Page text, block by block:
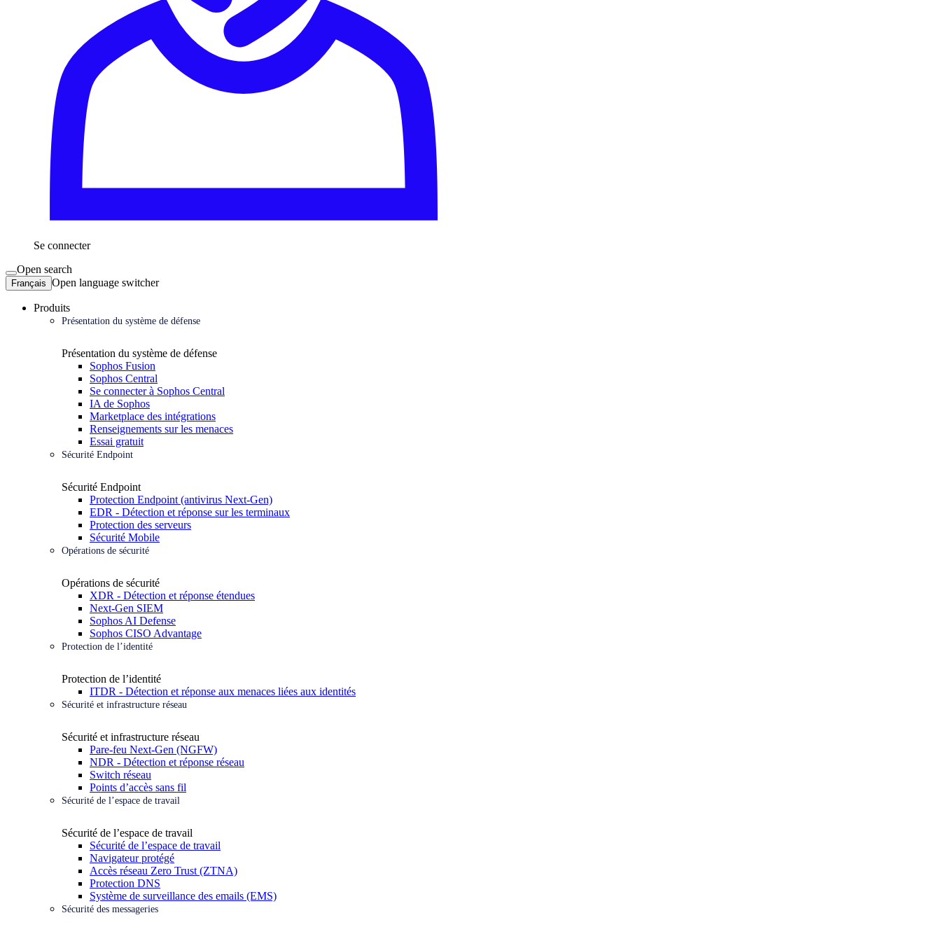
Se connecter
Open search
Français Open language switcher
Produits
Présentation du système de défense
Présentation du système de défense
Sophos Fusion
Sophos Central
Se connecter à Sophos Central
IA de Sophos
Marketplace des intégrations
Renseignements sur les menaces
Essai gratuit
Sécurité Endpoint
Sécurité Endpoint
Protection Endpoint (antivirus Next-Gen)
EDR - Détection et réponse sur les terminaux
Protection des serveurs
Sécurité Mobile
Opérations de sécurité
Opérations de sécurité
XDR - Détection et réponse étendues
Next-Gen SIEM
Sophos AI Defense
Sophos CISO Advantage
Protection de l’identité
Protection de l’identité
ITDR - Détection et réponse aux menaces liées aux identités
Sécurité et infrastructure réseau
Sécurité et infrastructure réseau
Pare-feu Next-Gen (NGFW)
NDR - Détection et réponse réseau
Switch réseau
Points d’accès sans fil
Sécurité de l’espace de travail
Sécurité de l’espace de travail
Sécurité de l’espace de travail
Navigateur protégé
Accès réseau Zero Trust (ZTNA)
Protection DNS
Système de surveillance des emails (EMS)
Sécurité des messageries